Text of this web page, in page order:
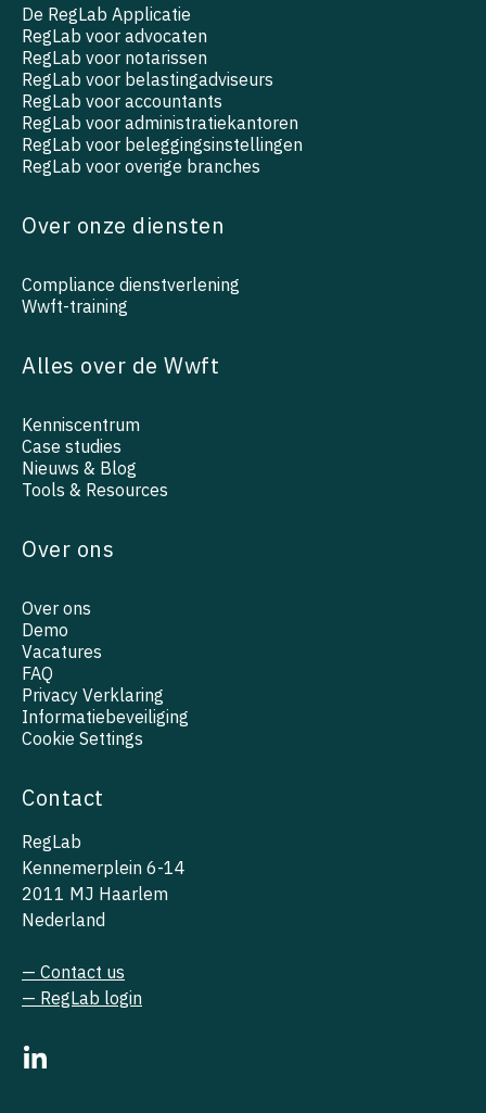
De RegLab Applicatie
RegLab voor advocaten
RegLab voor notarissen
RegLab voor belastingadviseurs
RegLab voor accountants
RegLab voor administratiekantoren
RegLab voor beleggingsinstellingen
RegLab voor overige branches
Over onze diensten
Compliance dienstverlening
Wwft-training
Alles over de Wwft
Kenniscentrum
Case studies
Nieuws & Blog
Tools & Resources
Over ons
Over ons
Demo
Vacatures
FAQ
Privacy Verklaring
Informatiebeveiliging
Cookie Settings
Contact
RegLab
Kennemerplein 6-14
2011 MJ Haarlem
Nederland
— Contact us
— RegLab login